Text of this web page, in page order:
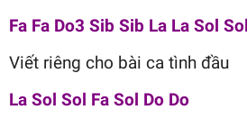
Fa Fa Do3 Sib Sib La La Sol
Viết riêng cho bài ca tình đầu
La Sol Sol Fa Sol Do Do